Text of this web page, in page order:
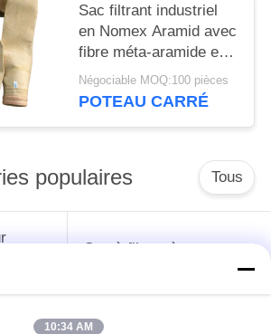
Sac filtrant industriel
en Nomex Aramid avec
fibre méta-aramide et
traitement de brûlage
pour une performance
Négociable MOQ:100 pièces
POTEAU CARRÉ
populaires Tous
Sac à filtres à
10:34 AM